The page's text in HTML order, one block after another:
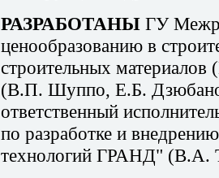
РАЗРАБОТАНЫ ГУ
ценообразованию в
строительных
(В.П. Шуппо, Е.Б.
ответственный
по разработке и
технологий ГРАНД" (В.А.